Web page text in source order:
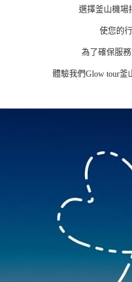
選擇釜山機場
使您的
為了確保服
體驗我們Glow tour釜